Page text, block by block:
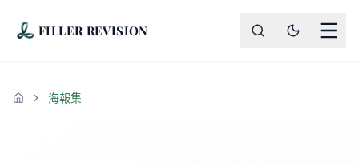
FILLER REVISION
首頁 海報集